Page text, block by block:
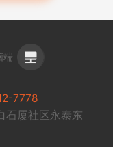
端
7778
石厦社区永泰东